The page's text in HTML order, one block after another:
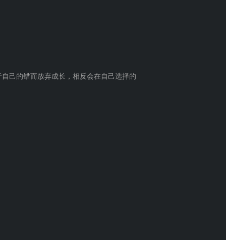
己的错而放弃成长，相反会在自己选择的